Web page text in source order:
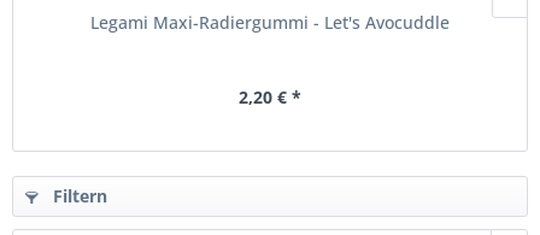
Legami Maxi-Radiergummi - Let's Avocuddle
2,20 € *
Filtern